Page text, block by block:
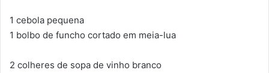
1 cebola pequena
1 bolbo de funcho cortado em meia-lua
2 colheres de sopa de vinho branco